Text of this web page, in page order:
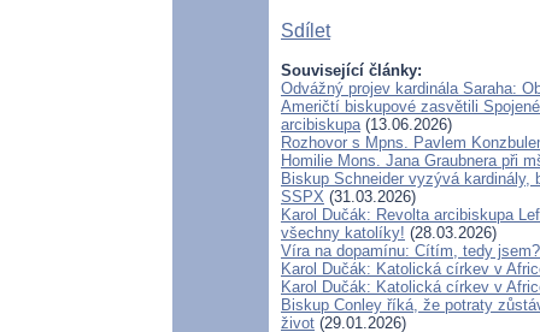
Sdílet
Související články:
Odvážný projev kardinála Saraha:
Američtí biskupové zasvětili
arcibiskupa(13.06.2026)
Rozhovor s Mpns. Pavlem
Homilie Mons. Jana Graubnera při
Biskup Schneider vyzývá
SSPX (31.03.2026)
Karol Dučák: Revolta arcibiskupa
všechny katolíky! (28.03.2026)
Víra na dopamínu: Cítím, tedy jsem?
Karol Dučák: Katolická církev v
Karol Dučák: Katolická církev v
Biskup Conley říká, že potraty
život (29.01.2026)